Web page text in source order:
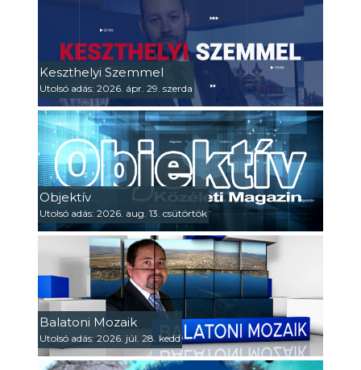
Keszthelyi Szemmel
Utolsó adás: 2026. ápr. 29. szerda
Objektív
Utolsó adás: 2026. aug. 13. csütörtök
Balatoni Mozaik
Utolsó adás: 2026. júl. 28. kedd